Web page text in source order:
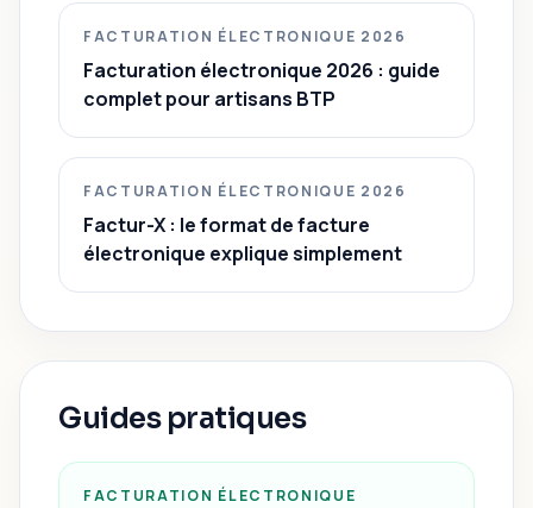
FACTURATION ÉLECTRONIQUE 2026
Facturation électronique 2026 : guide
complet pour artisans BTP
FACTURATION ÉLECTRONIQUE 2026
Factur-X : le format de facture
électronique explique simplement
Guides pratiques
FACTURATION ÉLECTRONIQUE